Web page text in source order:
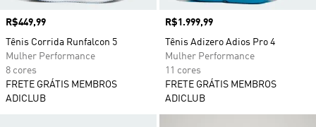
Preço
R$449,99
Tênis Corrida Runfalcon 5
Mulher Performance
8 cores
FRETE GRÁTIS MEMBROS
ADICLUB
Preço
R$1.999,99
Tênis Adizero Adios Pro 4
Mulher Performance
11 cores
FRETE GRÁTIS MEMBROS
ADICLUB